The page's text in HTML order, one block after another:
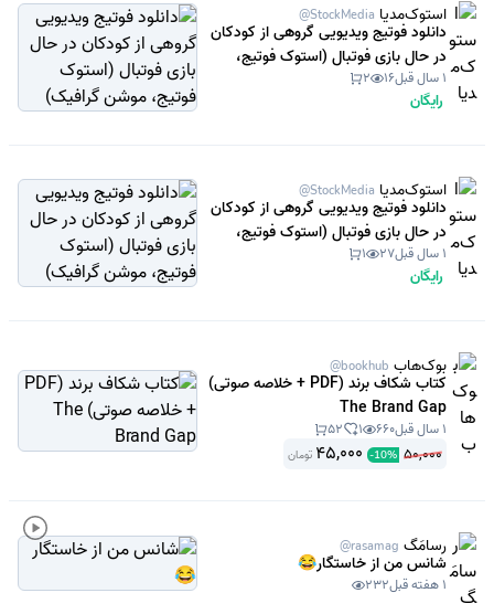
استوک‌مدیا @StockMedia
دانلود فوتیج ویدیویی گروهی از کودکان
در حال بازی فوتبال (استوک فوتیج،
موشن گرافیک)1 سال قبل 16
2
رایگان
استوک‌مدیا @StockMedia
دانلود فوتیج ویدیویی گروهی از کودکان
در حال بازی فوتبال (استوک فوتیج،
موشن گرافیک)1 سال قبل 27
1
رایگان
بوک‌هاب @bookhub
کتاب شکاف برند (PDF + خلاصه صوتی)
The Brand Gap
1 سال قبل 660
1
52
50,000
-10%
45,000 تومان
رسامَگ @rasamag
شانس من از خاستگار😂
1 هفته قبل 232